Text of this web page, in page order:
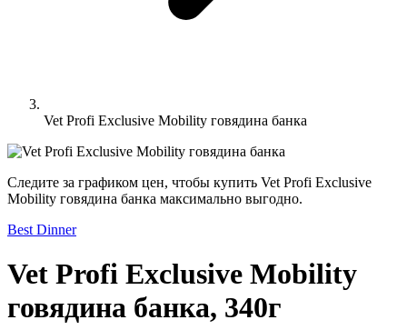
Vet Profi Exclusive Mobility говядина банка
Следите за графиком цен, чтобы купить Vet Profi Exclusive
Mobility говядина банка максимально выгодно.
Best Dinner
Vet Profi Exclusive Mobility
говядина банка, 340г